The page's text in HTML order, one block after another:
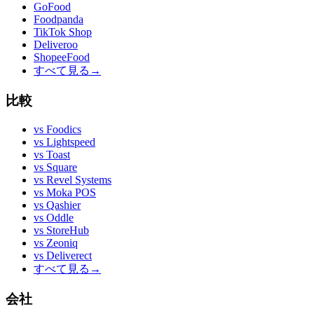
GoFood
Foodpanda
TikTok Shop
Deliveroo
ShopeeFood
すべて見る →
比較
vs Foodics
vs Lightspeed
vs Toast
vs Square
vs Revel Systems
vs Moka POS
vs Qashier
vs Oddle
vs StoreHub
vs Zeoniq
vs Deliverect
すべて見る →
会社